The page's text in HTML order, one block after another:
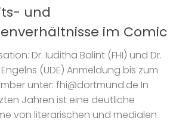
und
im Comic
Dr. Iuditha Balint (FHI) und Dr.
(UDE) Anmeldung bis zum
unter: fhi@dortmund.de In
Jahren ist eine deutliche
von literarischen und medialen